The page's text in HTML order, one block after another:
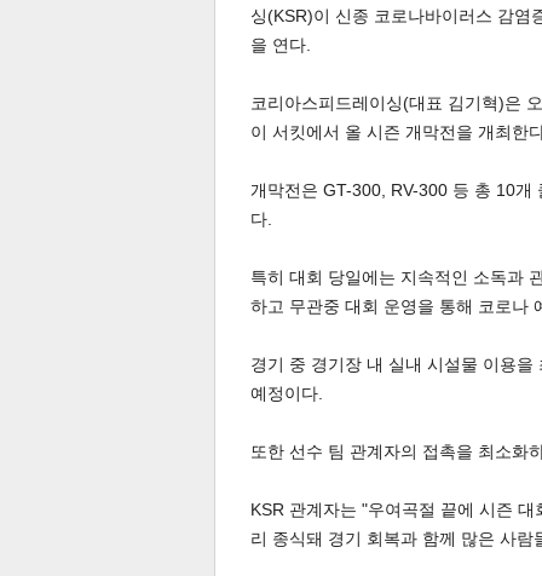
싱(KSR)이 신종 코로나바이러스 감
을 연다.
코리아스피드레이싱(대표 김기혁)은
이 서킷에서 올 시즌 개막전을 개최한
개막전은 GT-300, RV-300 등 총 10
다.
특히 대회 당일에는 지속적인 소독과
하고 무관중 대회 운영을 통해 코로나
경기 중 경기장 내 실내 시설물 이용
예정이다.
또한 선수 팀 관계자의 접촉을 최소화
KSR 관계자는 "우여곡절 끝에 시즌
리 종식돼 경기 회복과 함께 많은 사